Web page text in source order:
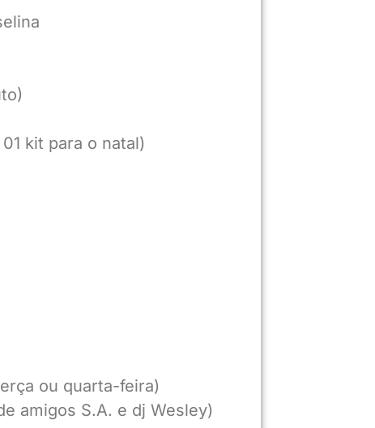
kit para o natal)
ou quarta-feira)
amigos S.A. e dj Wesley)